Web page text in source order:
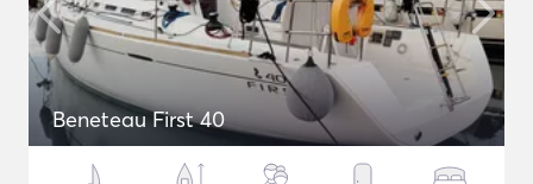
Beneteau First 40